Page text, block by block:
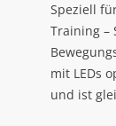
Speziell
Training –
mit LEDs
und ist